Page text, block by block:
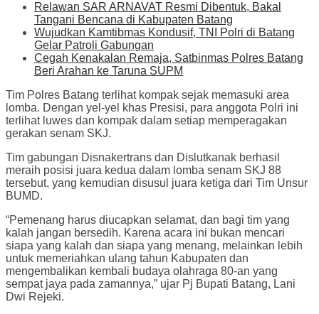
Relawan SAR ARNAVAT Resmi Dibentuk, Bakal
Tangani Bencana di Kabupaten Batang
Wujudkan Kamtibmas Kondusif, TNI Polri di Batang
Gelar Patroli Gabungan
Cegah Kenakalan Remaja, Satbinmas Polres Batang
Beri Arahan ke Taruna SUPM
Tim Polres Batang terlihat kompak sejak memasuki area
lomba. Dengan yel-yel khas Presisi, para anggota Polri ini
terlihat luwes dan kompak dalam setiap memperagakan
gerakan senam SKJ.
Tim gabungan Disnakertrans dan Dislutkanak berhasil
meraih posisi juara kedua dalam lomba senam SKJ 88
tersebut, yang kemudian disusul juara ketiga dari Tim Unsur
BUMD.
“Pemenang harus diucapkan selamat, dan bagi tim yang
kalah jangan bersedih. Karena acara ini bukan mencari
siapa yang kalah dan siapa yang menang, melainkan lebih
untuk memeriahkan ulang tahun Kabupaten dan
mengembalikan kembali budaya olahraga 80-an yang
sempat jaya pada zamannya,” ujar Pj Bupati Batang, Lani
Dwi Rejeki.